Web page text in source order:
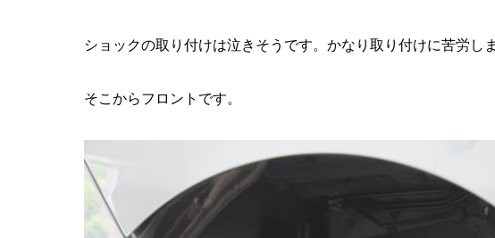
ショックの取り付けは泣きそうです。かなり取り付けに苦労しま
そこからフロントです。